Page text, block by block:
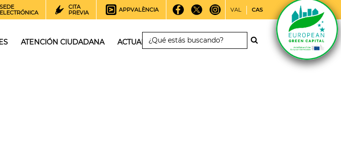
SEDE
ELECTRÓNICA
CITA
PREVIA
APPVALÈNCIA VAL CAS
ATENCIÓN CIUDADANA ACTUALIDAD